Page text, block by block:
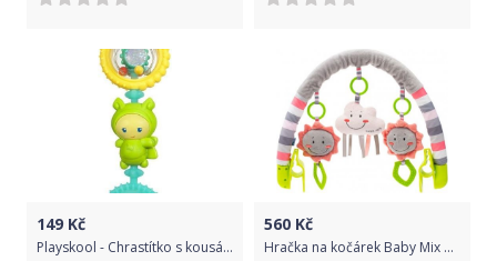
149 Kč
Playskool - Chrastítko s kousátky
560 Kč
Hračka na kočárek Baby Mix obláček, Dle obrázku